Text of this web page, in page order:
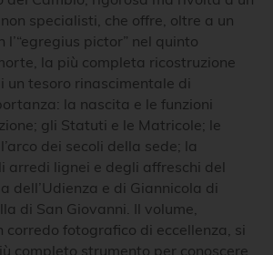
specialisti, che offre, oltre a un
l’“egregius pictor” nel quinto
la più completa ricostruzione
tesoro rinascimentale di
la nascita e le funzioni
gli Statuti e le Matricole; le
dei secoli della sede; la
arredi lignei e degli affreschi del
dell’Udienza e di Giannicola di
di San Giovanni. Il volume,
corredo fotografico di eccellenza, si